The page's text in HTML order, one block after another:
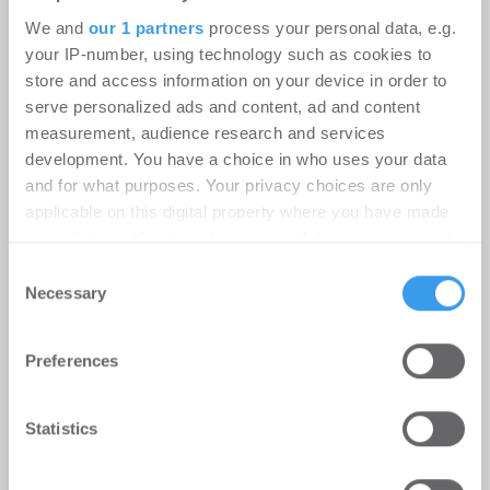
We and our 1 partners process your personal data, e.g.
your IP-number, using technology such as cookies to
store and access information on your device in order to
serve personalized ads and content, ad and content
measurement, audience research and services
development. You have a choice in who uses your data
and for what purposes. Your privacy choices are only
applicable on this digital property where you have made
the Privacy trigger icon.
Find out more about how your personal data is processed
and set your preferences in the
We use cookies to personalise content and ads, to
provide social media features and to analyse our traffic.
Selection
Necessary
Preferences
Statistics
08.07.2026
Login für den ganzen Artikel Wenn noch nicht
kostenlosen Account, um auf die neusten ...